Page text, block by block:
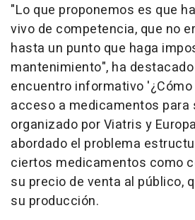
"Lo que proponemos es que
vivo de competencia, que no
hasta un punto que haga
mantenimiento", ha
encuentro informativo
acceso a medicamentos para
organizado por Viatris y
abordado el problema
ciertos medicamentos como
su precio de venta al público,
su producción.